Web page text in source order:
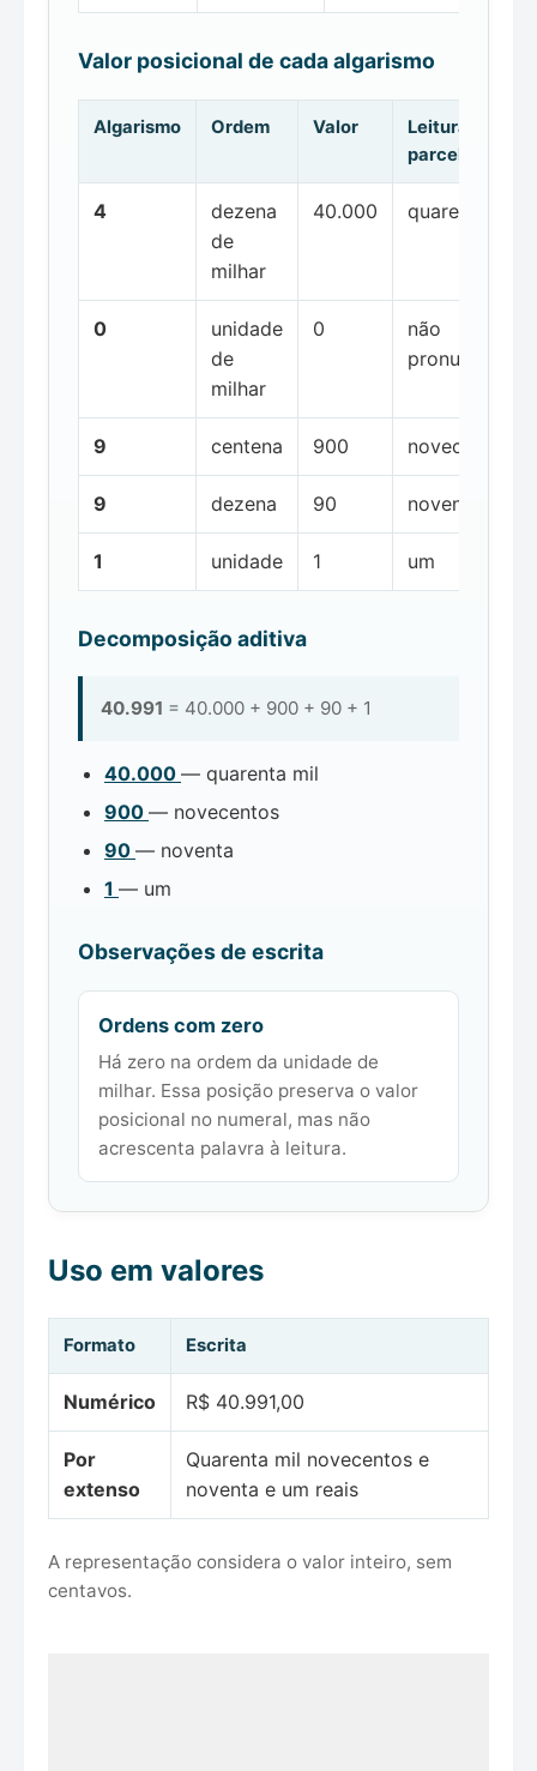
Valor posicional de cada algarismo
Algarismo Ordem Valor
Leitura da
parcela
4
dezena
de
milhar
40.000 quarenta mil
0
unidade
de
milhar
0
não
pronunciada
9 centena 900 novecentos
9 dezena 90 noventa
1 unidade 1 um
Decomposição aditiva
40.991 = 40.000 + 900 + 90 + 1
40.000 — quarenta mil
900 — novecentos
90 — noventa
1 — um
Observações de escrita
Ordens com zero
Há zero na ordem da unidade de
milhar. Essa posição preserva o valor
posicional no numeral, mas não
acrescenta palavra à leitura.
Uso em valores
Formato Escrita
Numérico R$ 40.991,00
Por
extenso
Quarenta mil novecentos e
noventa e um reais
A representação considera o valor inteiro, sem
centavos.